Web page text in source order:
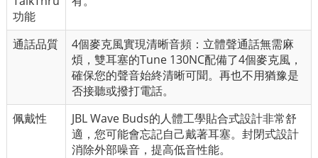
功能
通話品質
4個麥克風實現清晰音頻：立體聲通話無需麻
煩，雙耳塞的Tune 130NC配備了4個麥克風，
確保您的聲音始終清晰可聞。再也不用猶豫是
否接聽或撥打電話。
佩戴性
JBL Wave Buds的人體工學貼合式設計非常舒
適，您可能會忘記自己戴著耳塞。封閉式設計
消除外部噪音，提高低音性能。